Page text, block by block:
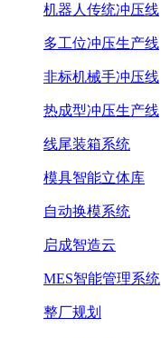
机器人传统冲压线
多工位冲压生产线
非标机械手冲压线
热成型冲压生产线
线尾装箱系统
模具智能立体库
自动换模系统
启成智造云
MES智能管理系统
整厂规划